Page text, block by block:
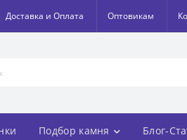
Доставка и Оплата Оптовикам
Подбор камня Блог-